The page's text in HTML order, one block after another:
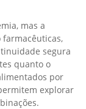
mas a
segura
quanto o
por
explorar